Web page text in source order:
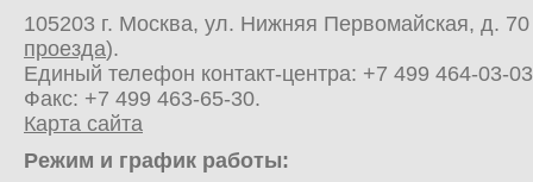
105203 г. Москва, ул. Нижняя Первомайская, д.
проезда).
Единый телефон контакт-центра: +7 499 464-03-03
Факс: +7 499 463-65-30.
Карта сайта
Режим и график работы: